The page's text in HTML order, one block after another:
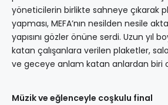
yöneticilerin birlikte sahneye çıkarak
yapması, MEFA’nın nesilden nesile
yapısını gözler önüne serdi. Uzun yıl
katan çalışanlara verilen plaketler,
ve geceye anlam katan anlardan biri
Müzik ve eğlenceyle coşkulu final